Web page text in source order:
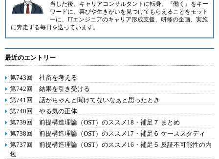
当した後、キャリアコンサルタントに転身。『働く』をキー
ワードに、喜びや生きがいを見つけてもらえることをモット
ーに、ITエンジニアのキャリア形成支援、研修の企画、実施
に奔走する毎日を送っています。
最近のエントリー
第743回 社畜を考える
第742回 結果を引き受ける
第741回 話がちゃんと聞けてないなぁと思ったとき
第740回 やる気の正体
第739回 前提構造理論（OST）のススメ18・補足７ まとめ
第738回 前提構造理論（OST）のススメ17・補足６ ケーススタディ
第737回 前提構造理論（OST）のススメ16・補足５ 反証不可能性の内
包